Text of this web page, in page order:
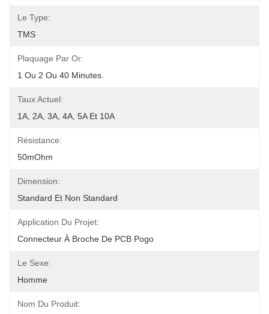
Le Type:
TMS
Plaquage Par Or:
1 Ou 2 Ou 40 Minutes.
Taux Actuel:
1A, 2A, 3A, 4A, 5A Et 10A
Résistance:
50mOhm
Dimension:
Standard Et Non Standard
Application Du Projet:
Connecteur À Broche De PCB Pogo
Le Sexe:
Homme
Nom Du Produit: